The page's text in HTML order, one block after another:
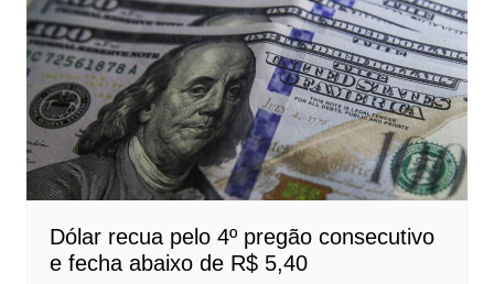
Dólar recua pelo 4º pregão consecutivo
e fecha abaixo de R$ 5,40